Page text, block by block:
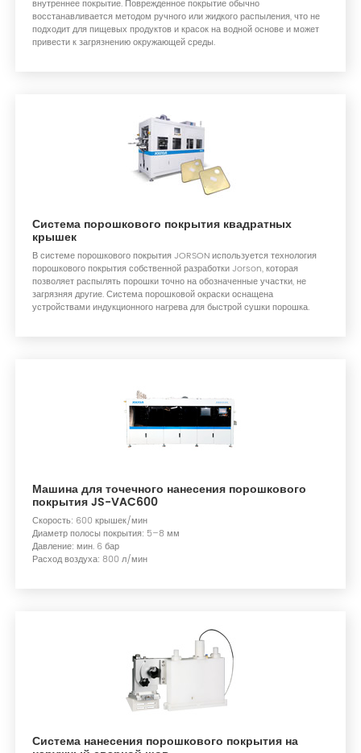
внутреннее покрытие. Поврежденное покрытие обычно
восстанавливается методом ручного или жидкого распыления, что не
подходит для пищевых продуктов и красок на водной основе и может
привести к загрязнению окружающей среды.
Система порошкового покрытия квадратных
крышек
В системе порошкового покрытия JORSON используется технология
порошкового покрытия собственной разработки Jorson, которая
позволяет распылять порошки точно на обозначенные участки, не
загрязняя другие. Система порошковой окраски оснащена
устройствами индукционного нагрева для быстрой сушки порошка.
Машина для точечного нанесения порошкового
покрытия JS-VAC600
Скорость: 600 крышек/мин
Диаметр полосы покрытия: 5–8 мм
Давление: мин. 6 бар
Расход воздуха: 800 л/мин
Система нанесения порошкового покрытия на